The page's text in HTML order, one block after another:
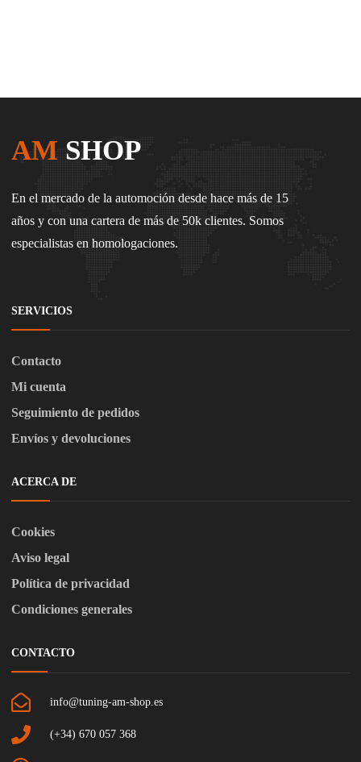
AM SHOP
En el mercado de la automoción desde hace más de 15
años y con una cartera de más de 50k clientes. Somos
especialistas en homologaciones.
SERVICIOS
Contacto
Mi cuenta
Seguimiento de pedidos
Envíos y devoluciones
ACERCA DE
Cookies
Aviso legal
Política de privacidad
Condiciones generales
CONTACTO
info@tuning-am-shop.es
(+34) 670 057 368